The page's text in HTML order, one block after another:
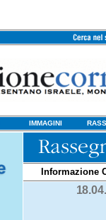
IMMAGINI
Informazione